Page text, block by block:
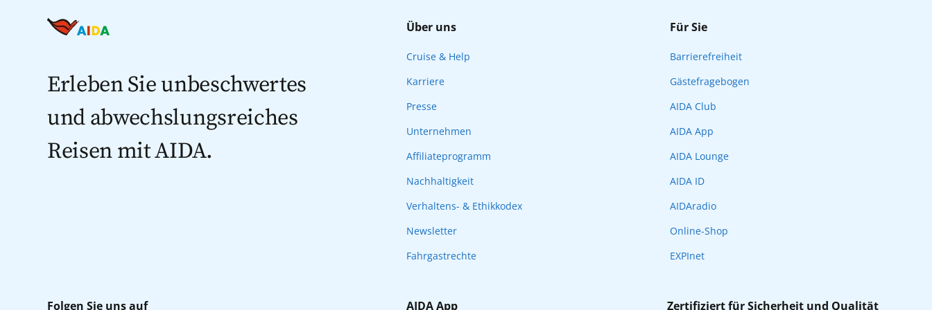
Erleben Sie unbeschwertes
und abwechslungsreiches
Reisen mit AIDA.
Folgen Sie uns auf
Über uns
Cruise & Help
Karriere
Presse
Unternehmen
Affiliateprogramm
Nachhaltigkeit
Verhaltens- & Ethikkodex
Newsletter
Fahrgastrechte
Für Sie
Barrierefreiheit
Gästefragebogen
AIDA Club
AIDA App
AIDA Lounge
AIDA ID
AIDAradio
Online-Shop
EXPInet
AIDA App Zertifiziert für Sicherheit und Qualität